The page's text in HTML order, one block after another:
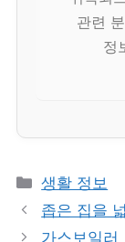
관련
정
카
테
고
생활 정보
좁은 집을
가스보일러